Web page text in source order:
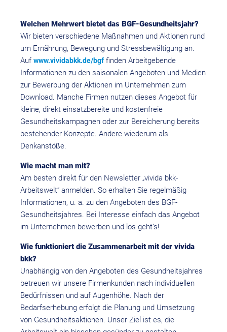
Welchen Mehrwert bietet das BGF-Gesundheitsjahr?
Wir bieten verschiedene Maßnahmen und Aktionen rund
um Ernährung, Bewegung und Stressbewältigung an.
Auf www.vividabkk.de/bgf finden Arbeitgebende
Informationen zu den saisonalen Angeboten und Medien
zur Bewerbung der Aktionen im Unternehmen zum
Download. Manche Firmen nutzen dieses Angebot für
kleine, direkt einsatzbereite und kostenfreie
Gesundheitskampagnen oder zur Bereicherung bereits
bestehender Konzepte. Andere wiederum als
Denkanstöße.
Wie macht man mit?
Am besten direkt für den Newsletter „vivida bkk-
Arbeitswelt“ anmelden. So erhalten Sie regelmäßig
Informationen, u. a. zu den Angeboten des BGF-
Gesundheitsjahres. Bei Interesse einfach das Angebot
im Unternehmen bewerben und los geht’s!
Wie funktioniert die Zusammenarbeit mit der vivida
bkk?
Unabhängig von den Angeboten des Gesundheitsjahres
betreuen wir unsere Firmenkunden nach individuellen
Bedürfnissen und auf Augenhöhe. Nach der
Bedarfserhebung erfolgt die Planung und Umsetzung
von Gesundheitsaktionen. Unser Ziel ist es, die